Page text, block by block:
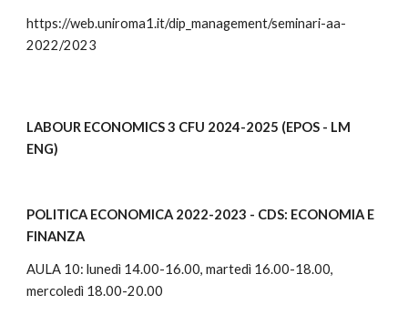
https://web.uniroma1.it/dip_management/seminari-aa-
2022/2023
LABOUR ECONOMICS 3 CFU 2024-2025 (EPOS - LM
ENG)
POLITICA ECONOMICA 2022-2023 - CDS: ECONOMIA E
FINANZA
AULA 10:lunedì 14.00-16.00, martedì 16.00-18.00,
mercoledì 18.00-20.00